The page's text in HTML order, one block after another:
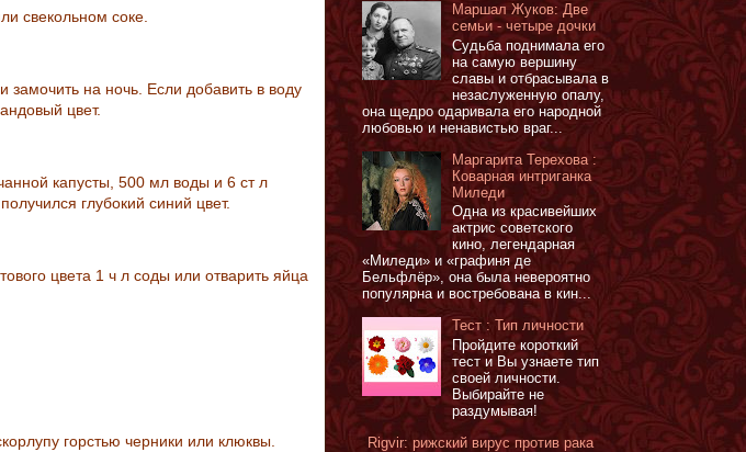
свекольном соке.
замочить на ночь. Если добавить в воду
цвет.
капусты, 500 мл воды и 6 ст л
глубокий синий цвет.
цвета 1 ч л соды или отварить яйца
горстью черники или клюквы.
Маршал Жуков: Две
семьи - четыре дочки
Судьба поднимала его
на самую вершину
славы и отбрасывала в
незаслуженную опалу,
она щедро одаривала его народной
любовью и ненавистью враг...
Маргарита Терехова :
Коварная интриганка
Миледи
Одна из красивейших
актрис советского
кино, легендарная
«Миледи» и «графиня де
Бельфлёр», она была невероятно
популярна и востребована в кин...
Тест : Тип личности
Пройдите короткий
тест и Вы узнаете тип
своей личности.
Выбирайте не
раздумывая!
Rigvir: рижский вирус против рака